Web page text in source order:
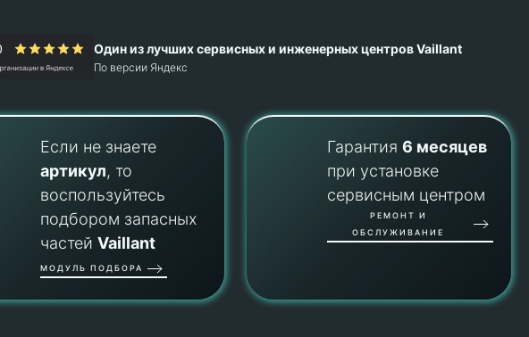
Один из лучших сервисных и инженерных центров Vaillant
По версии Яндекс
Если не знаете
артикул, то
воспользуйтесь
подбором запасных
частейVaillant
МОДУЛЬ ПОДБОРА
Гарантия6 месяцев
при установке
сервисным центром
РЕМОНТ И
ОБСЛУЖИВАНИЕ